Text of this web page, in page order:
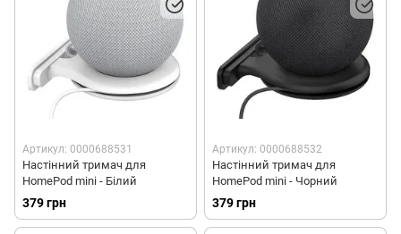
Артикул: 0000688531
Настінний тримач для
HomePod mini - Білий
379 грн
Артикул: 0000688532
Настінний тримач для
HomePod mini - Чорний
379 грн